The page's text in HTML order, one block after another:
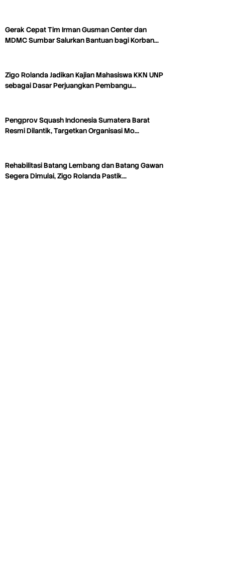
Gerak Cepat Tim Irman Gusman Center dan
MDMC Sumbar Salurkan Bantuan bagi Korban…
Zigo Rolanda Jadikan Kajian Mahasiswa KKN UNP
sebagai Dasar Perjuangkan Pembangu…
Pengprov Squash Indonesia Sumatera Barat
Resmi Dilantik, Targetkan Organisasi Mo…
Rehabilitasi Batang Lembang dan Batang Gawan
Segera Dimulai, Zigo Rolanda Pastik…